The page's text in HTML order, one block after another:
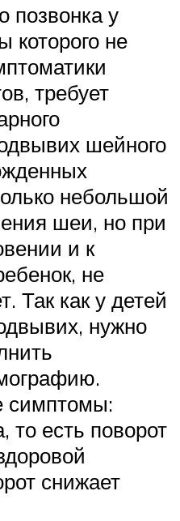
позвонка у
которого не
требует
шейного
небольшой
шеи, но при
и к
не
Так как у детей
нужно
симптомы:
то есть поворот
снижает